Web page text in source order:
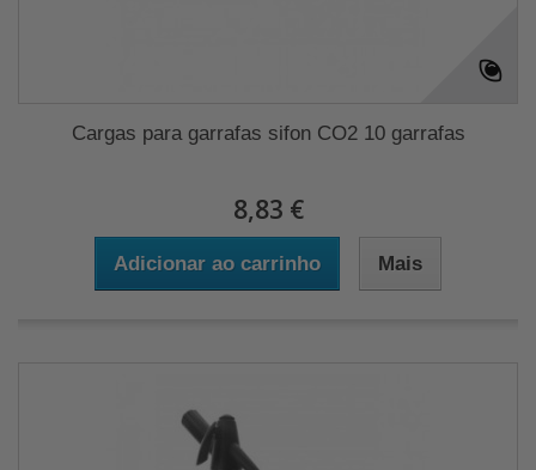
Cargas para garrafas sifon CO2 10 garrafas
8,83 €
Adicionar ao carrinho Mais